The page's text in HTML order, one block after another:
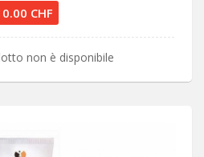
CHF
non è disponibile